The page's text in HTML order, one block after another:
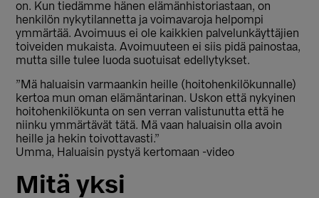
on. Kun tiedämme hänen elämänhistoriastaan, on
henkilön nykytilannetta ja voimavaroja helpompi
ymmärtää. Avoimuus ei ole kaikkien palvelunkäyttäjien
toiveiden mukaista. Avoimuuteen ei siis pidä painostaa,
mutta sille tulee luoda suotuisat edellytykset.
”Mä haluaisin varmaankin heille (hoitohenkilökunnalle)
kertoa mun oman elämäntarinan. Uskon että nykyinen
hoitohenkilökunta on sen verran valistunutta että he
niinku ymmärtävät tätä. Mä vaan haluaisin olla avoin
heille ja hekin toivottavasti.”
Umma, Haluaisin pystyä kertomaan -video
Mitä yksi